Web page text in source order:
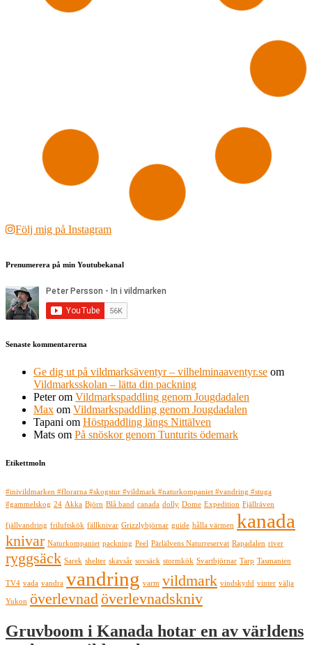
Följ mig på Instagram
Prenumerera på min Youtubekanal
Senaste kommentarerna
Ge dig ut på vildmarksäventyr – vilhelminaaventyr.se om
Vildmarksskolan – lätta din packning
Peterom Vildmarkspaddling genom Jougdadalen
Max om Vildmarkspaddling genom Jougdadalen
Tapani om Höstpaddling längs Nittälven
Mats om På snöskor genom Tunturits ödemark
Etikettmoln
#inivildmarken #florarna #skogstur #vildmark #naturkompaniet #vandring #stuga
#gammelskog 24 Akka Björn Blå band canada dolly Dome Expedition Fjällräven
fjällvandring friluftskök fällknivar Grizzlybjörnar guide hålla värmen kanada
knivar Naturkompaniet packning Peel Pärlälvens Naturreservat Rapadalen river
ryggsäck Sarek shelter skavsår sovsäck stormkök Svartbjörnar Tarp Tasmanien
TV4 vada vandra vandring varm vildmark vindskydd vinter välja
Yukon överlevnadöverlevnadskniv
Gruvboom i Kanada hotar en av världens